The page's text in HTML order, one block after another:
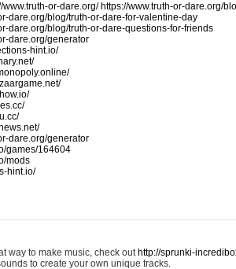
www.truth-or-dare.org/ https://www.truth-or-dare.org/
dare.org/blog/truth-or-dare-for-valentine-day
dare.org/blog/truth-or-dare-questions-for-friends
dare.org/generator
hint.io/
dare.org/generator
games/164604
mods
hint.io/
way to make music, check out http://sprunki-
to create your own unique tracks.